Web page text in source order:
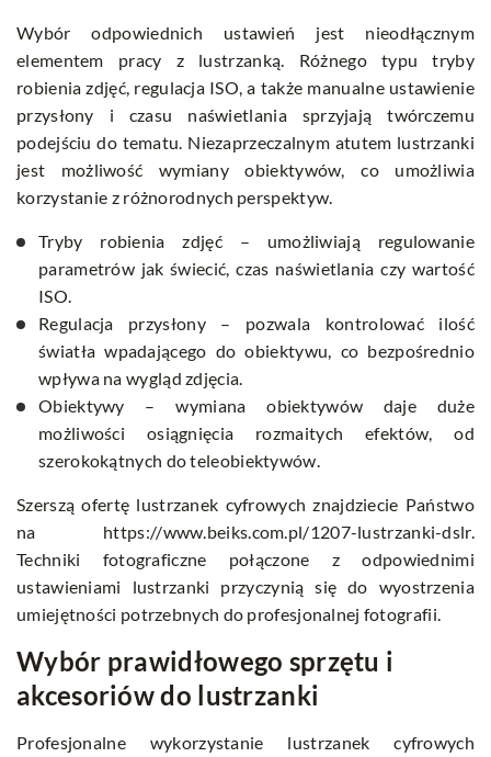
Wybór odpowiednich ustawień jest nieodłącznym
elementem pracy z lustrzanką. Różnego typu tryby
robienia zdjęć, regulacja ISO, a także manualne ustawienie
przysłony i czasu naświetlania sprzyjają twórczemu
podejściu do tematu. Niezaprzeczalnym atutem lustrzanki
jest możliwość wymiany obiektywów, co umożliwia
korzystanie z różnorodnych perspektyw.
Tryby robienia zdjęć – umożliwiają regulowanie
parametrów jak świecić, czas naświetlania czy wartość
ISO.
Regulacja przysłony – pozwala kontrolować ilość
światła wpadającego do obiektywu, co bezpośrednio
wpływa na wygląd zdjęcia.
Obiektywy – wymiana obiektywów daje duże
możliwości osiągnięcia rozmaitych efektów, od
szerokokątnych do teleobiektywów.
Szerszą ofertę lustrzanek cyfrowych znajdziecie Państwo
na https://www.beiks.com.pl/1207-lustrzanki-dslr.
Techniki fotograficzne połączone z odpowiednimi
ustawieniami lustrzanki przyczynią się do wyostrzenia
umiejętności potrzebnych do profesjonalnej fotografii.
Wybór prawidłowego sprzętu i
akcesoriów do lustrzanki
Profesjonalne wykorzystanie lustrzanek cyfrowych